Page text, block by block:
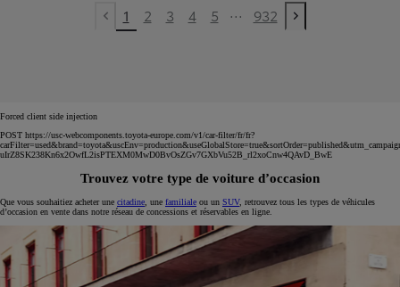
Previous page
1 2 3 4 5 ... 932
Next page
Forced client side injection
POST https://usc-webcomponents.toyota-europe.com/v1/car-filter/fr/fr?
uIrZ8SK238Kn6x2OwfL2isPTEXM0MwD0BvOsZGv7GXbVu52B_rl2xoCnw4QAvD_BwE
Trouvez votre type de voiture d’occasion
Que vous souhaitiez acheter une citadine , une familiale ou un SUV, retrouvez tous les types de véhicules
d’occasion en vente dans notre réseau de concessions et réservables en ligne.